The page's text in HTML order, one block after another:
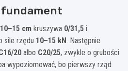
fundament
10–15 cm kruszywa 0/31,5 i
sile rzędu 10–15 kN. Następnie
20 albo C20/25, zwykle o grubości
wypoziomować, bo pierwszy rząd